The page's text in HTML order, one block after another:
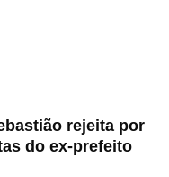
rejeita por
do ex-prefeito